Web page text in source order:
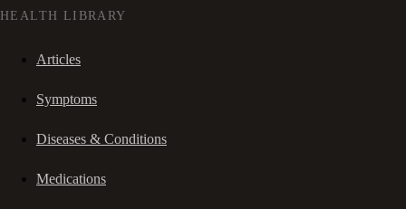
HEALTH LIBRARY
Articles
Symptoms
Diseases & Conditions
Medications